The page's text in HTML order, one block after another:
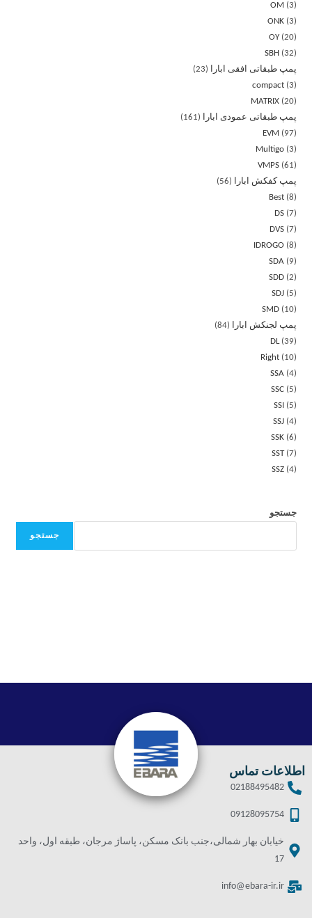
OM
3
ONK 3
OY 20
SBH
32
پمپ طبقاتی افقی ابارا
23
compact 3
MATRIX 20
پمپ طبقاتی عمودی ابارا
161
EVM
97
Multigo 3
VMPS 61
پمپ کفکش ابارا
56
Best 8
DS 7
DVS 7
IDROGO
8
SDA
9
SDD 2
SDJ
5
SMD
10
پمپ لجنکش ابارا
84
DL 39
Right
10
SSA 4
SSC
5
SSI
5
SSJ 4
SSK 6
SST 7
SSZ 4
جستجو
جستجو
اطلاعات تماس
02188495482
09128095754
خیابان بهار شمالی،جنب بانک مسکن، پاساژ مرجان، طبقه اول، واحد
17
info@ebara-ir.ir